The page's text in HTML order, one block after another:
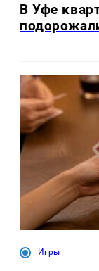
В Уфе
Игры